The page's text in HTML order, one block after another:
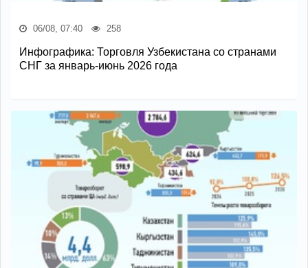
06/08, 07:40 258
Инфографика: Торговля Узбекистана со странами
СНГ за январь-июнь 2026 года